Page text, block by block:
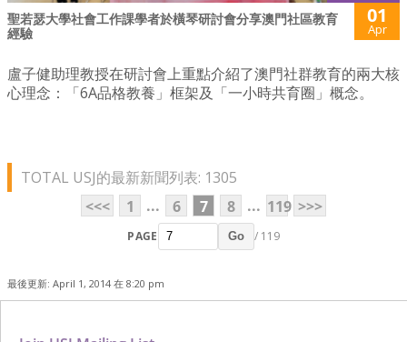
聖若瑟大學社會工作課學者於橫琴研討會分享澳門社區教育
經驗
01
Apr
盧子健助理教授在研討會上重點介紹了澳門社群教育的兩大核
心理念：「6A品格教養」框架及「一小時共育圈」概念。
TOTAL USJ的最新新聞列表: 1305
<<<
1 ... 6 7 8 ... 119 >>>
PAGE Go / 119
最後更新: April 1, 2014 在 8:20 pm